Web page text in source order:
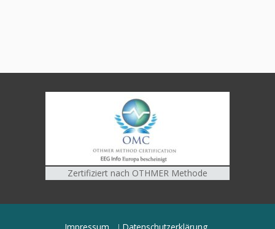
Zertifiziert nach OTHMER Methode